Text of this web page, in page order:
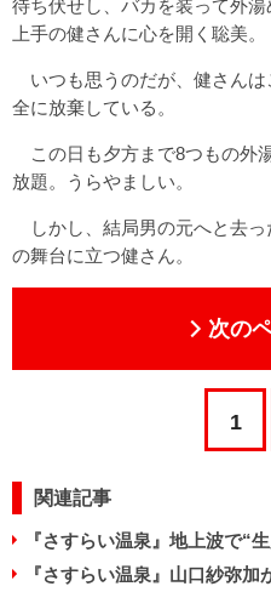
待ち伏せし、バカを装って外
上手の健さんに心を開く聡美。
いつも思うのだが、健さんは
全に放棄している。
この日も夕方まで8つもの外
放題。うらやましい。
しかし、結局男の元へと去っ
の舞台に立つ健さん。
次の
1
関連記事
『さすらい温泉』地上波で“
『さすらい温泉』山口紗弥加